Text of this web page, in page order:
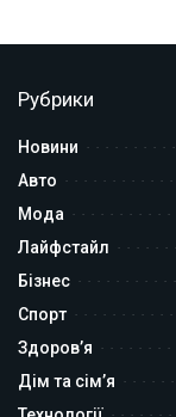
Рубрики
Новини
Авто
Мода
Лайфстайл
Бізнес
Спорт
Здоров’я
Дім та сім’я